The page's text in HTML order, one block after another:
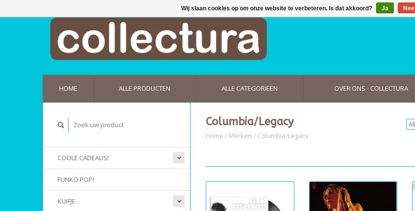
HOME ALLE PRODUCTEN ALLE CATEGORIEËN OVER ONS - COLLECTURA
COOLE CADEAUS!
FUNKO POP!
KUIFJE
Columbia/Legacy
Home / Merken / Columbia/Legacy
Wij slaan cookies op om onze website te verbeteren. Is dat akkoord? Ja Nee